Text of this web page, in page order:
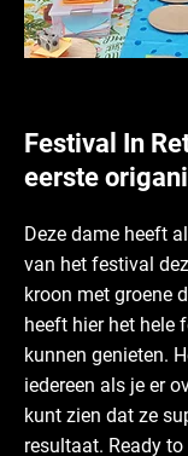
Festival In
eerste
Deze dame heeft
van het festival
kroon met groene
heeft hier het hele
kunnen genieten.
iedereen als je er
kunt zien dat ze
resultaat. Ready to